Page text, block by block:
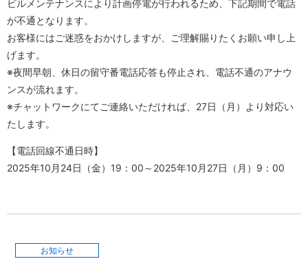
ビルメンテナンスにより計画停電が行われるため、下記期間で電話
が不通となります。
お客様にはご迷惑をおかけしますが、ご理解賜りたくお願い申し上
げます。
※夜間早朝、休日の留守番電話応答も停止され、電話不通のアナウ
ンスが流れます。
※チャットワークにてご連絡いただければ、27日（月）より対応い
たします。
【電話回線不通日時】
2025年10月24日（金）19：00～2025年10月27日（月）9：00
お知らせ